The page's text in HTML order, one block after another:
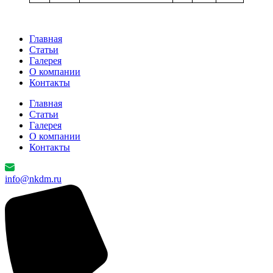
Главная
Cтатьи
Галерея
О компании
Контакты
Главная
Cтатьи
Галерея
О компании
Контакты
info@nkdm.ru